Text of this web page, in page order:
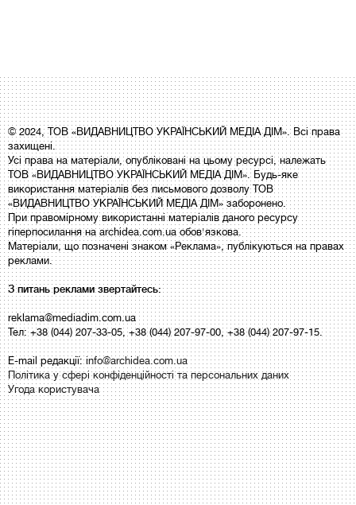
© 2024, ТОВ «ВИДАВНИЦТВО УКРАЇНСЬКИЙ МЕДІА ДІМ». Всі права
захищені.
Усі права на матеріали, опубліковані на цьому ресурсі, належать
ТОВ «ВИДАВНИЦТВО УКРАЇНСЬКИЙ МЕДІА ДІМ». Будь-яке
використання матеріалів без письмового дозволу ТОВ
«ВИДАВНИЦТВО УКРАЇНСЬКИЙ МЕДІА ДІМ» заборонено.
При правомірному використанні матеріалів даного ресурсу
гіперпосилання на archidea.com.ua обов'язкова.
Матеріали, що позначені знаком «Реклама», публікуються на правах
реклами.
З питань реклами звертайтесь:
reklama@mediadim.com.ua
Тел: +38 (044) 207-33-05, +38 (044) 207-97-00, +38 (044) 207-97-15.
E-mail редакції:info@archidea.com.ua
Політика у сфері конфіденційності та персональних даних
Угода користувача